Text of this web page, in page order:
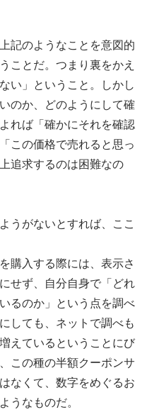
記のようなことを意図的
ことだ。つまり裏をかえ
い」ということ。しかし
のか、どのようにして確
れば「確かにそれを確認
この価格で売れると思っ
追求するのは困難なの
うがないとすれば、ここ
購入する際には、表示さ
せず、自分自身で「どれ
るのか」という点を調べ
しても、ネットで調べも
えているということにび
この種の半額クーポンサ
なくて、数字をめぐるお
うなものだ。